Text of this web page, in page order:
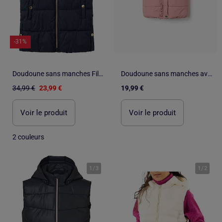
-31%
Doudoune sans manches Fille Name it
34,99 € 23,99 €
Voir le produit
2 couleurs
Doudoune sans manches avec doublure en polaire et volants
19,99 €
Voir le produit
1 / 3 1 / 2